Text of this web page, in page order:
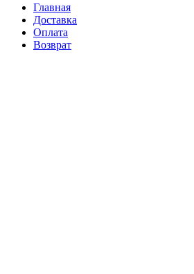
Главная
Доставка
Оплата
Возврат